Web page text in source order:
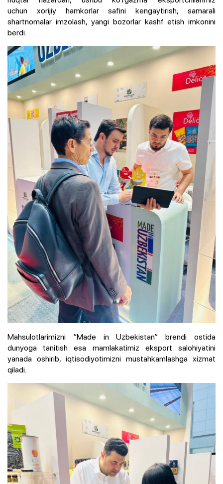
uchun xorijiy hamkorlar safini kengaytirish, samarali
shartnomalar imzolash, yangi bozorlar kashf etish imkonini
berdi.
Mahsulotlarimizni “Made in Uzbekistan” brendi ostida
dunyoga tanitish esa mamlakatimiz eksport salohiyatini
yanada oshirib, iqtisodiyotimizni mustahkamlashga xizmat
qiladi.